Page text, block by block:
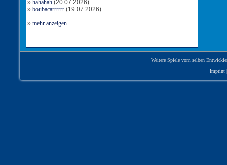
» hahahah (20.07.2026)
» boubacarrrrrr (19.07.2026)
» mehr anzeigen
Weitere Spiele vom selben
Imprint